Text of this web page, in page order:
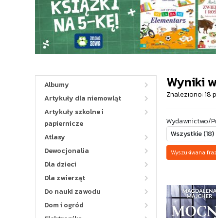
Albumy
Artykuły dla niemowląt
Artykuły szkolne i
papiernicze
Atlasy
Dewocjonalia
Dla dzieci
Dla zwierząt
Do nauki zawodu
Dom i ogród
Wyniki
Znaleziono: 18
Wydawnictwo/
Wyszukiwana